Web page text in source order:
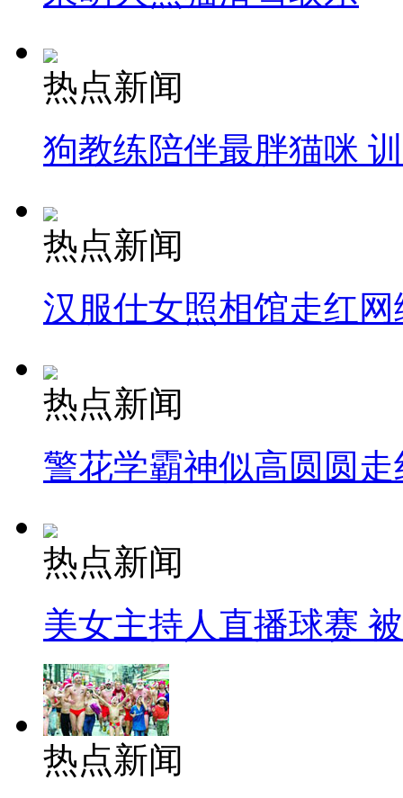
热点新闻
狗教练陪伴最胖猫咪
热点新闻
汉服仕女照相馆走红网
热点新闻
警花学霸神似高圆圆走
热点新闻
美女主持人直播球赛
热点新闻